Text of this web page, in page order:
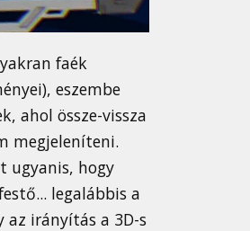
faék
eszembe
ahol össze-vissza
megjeleníteni.
ugyanis, hogy
legalábbis a
irányítás a 3D-s